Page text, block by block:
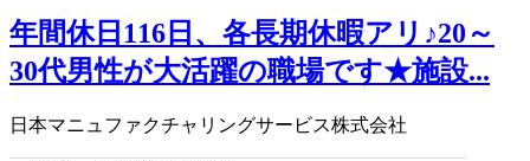
年間休日116日、各長期休暇アリ♪20～
30代男性が大活躍の職場です★施設...
日本マニュファクチャリングサービス株式会社